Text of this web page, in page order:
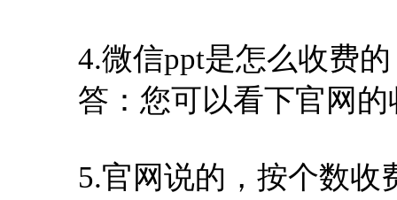
4.微信ppt是怎么收费
答：您可以看下官网
5.官网说的，按个数收